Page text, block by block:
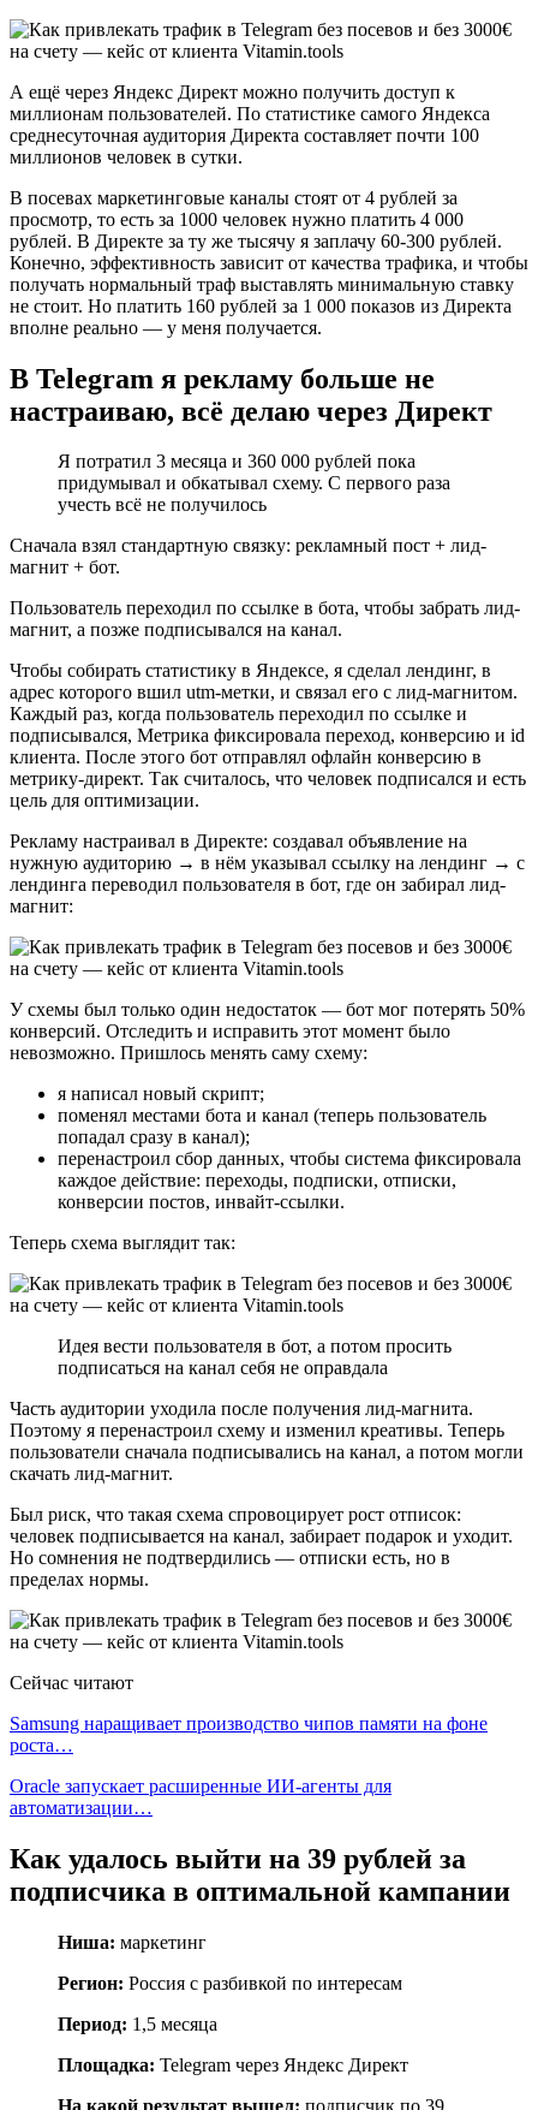
А ещё через Яндекс Директ можно получить доступ к
миллионам пользователей. По статистике самого Яндекса
среднесуточная аудитория Директа составляет почти 100
миллионов человек в сутки.
В посевах маркетинговые каналы стоят от 4 рублей за
просмотр, то есть за 1000 человек нужно платить 4 000
рублей. В Директе за ту же тысячу я заплачу 60-300 рублей.
Конечно, эффективность зависит от качества трафика, и чтобы
получать нормальный траф выставлять минимальную ставку
не стоит. Но платить 160 рублей за 1 000 показов из Директа
вполне реально — у меня получается.
В Telegram я рекламу больше не
настраиваю, всё делаю через Директ
Я потратил 3 месяца и 360 000 рублей пока
придумывал и обкатывал схему. С первого раза
учесть всё не получилось
Сначала взял стандартную связку: рекламный пост + лид-
магнит + бот.
Пользователь переходил по ссылке в бота, чтобы забрать лид-
магнит, а позже подписывался на канал.
Чтобы собирать статистику в Яндексе, я сделал лендинг, в
адрес которого вшил utm-метки, и связал его с лид-магнитом.
Каждый раз, когда пользователь переходил по ссылке и
подписывался, Метрика фиксировала переход, конверсию и id
клиента. После этого бот отправлял офлайн конверсию в
метрику-директ. Так считалось, что человек подписался и есть
цель для оптимизации.
Рекламу настраивал в Директе: создавал объявление на
нужную аудиторию → в нём указывал ссылку на лендинг → с
лендинга переводил пользователя в бот, где он забирал лид-
магнит:
У схемы был только один недостаток — бот мог потерять 50%
конверсий. Отследить и исправить этот момент было
невозможно. Пришлось менять саму схему:
я написал новый скрипт;
поменял местами бота и канал (теперь пользователь
попадал сразу в канал);
перенастроил сбор данных, чтобы система фиксировала
каждое действие: переходы, подписки, отписки,
конверсии постов, инвайт-ссылки.
Теперь схема выглядит так:
Идея вести пользователя в бот, а потом просить
подписаться на канал себя не оправдала
Часть аудитории уходила после получения лид-магнита.
Поэтому я перенастроил схему и изменил креативы. Теперь
пользователи сначала подписывались на канал, а потом могли
скачать лид-магнит.
Был риск, что такая схема спровоцирует рост отписок:
человек подписывается на канал, забирает подарок и уходит.
Но сомнения не подтвердились — отписки есть, но в
пределах нормы.
Сейчас читают
Samsung наращивает производство чипов памяти на фоне
роста…
Oracle запускает расширенные ИИ‑агенты для
автоматизации…
Как удалось выйти на 39 рублей за
подписчика в оптимальной кампании
Ниша: маркетинг
Регион: Россия с разбивкой по интересам
Период: 1,5 месяца
Площадка: Telegram через Яндекс Директ